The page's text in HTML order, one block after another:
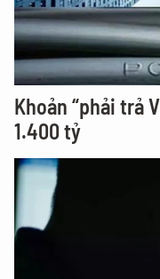
Khoản “phải trả
1.400 tỷ